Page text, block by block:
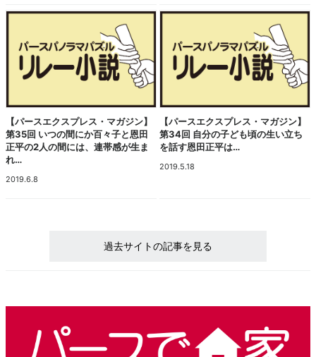
【パースエクスプレス・マガジン】
第35回 いつの間にか百々子と恩田
正平の2人の間には、連帯感が生ま
れ…
2019.6.8
【パースエクスプレス・マガジン】
第34回 自分の子ども頃の生い立ち
を話す恩田正平は…
2019.5.18
過去サイトの記事を見る